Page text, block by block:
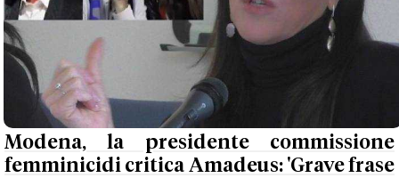
Modena, la presidente commissione
femminicidi critica Amadeus: 'Grave frase